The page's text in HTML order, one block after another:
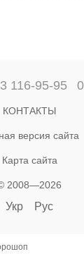
116-95-95
КОНТАКТЫ
версия сайта
Карта сайта
2008—2026
Укр Рус